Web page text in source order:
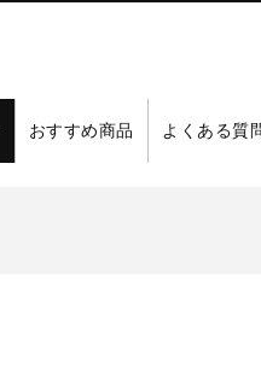
おすすめ商品 よくある質